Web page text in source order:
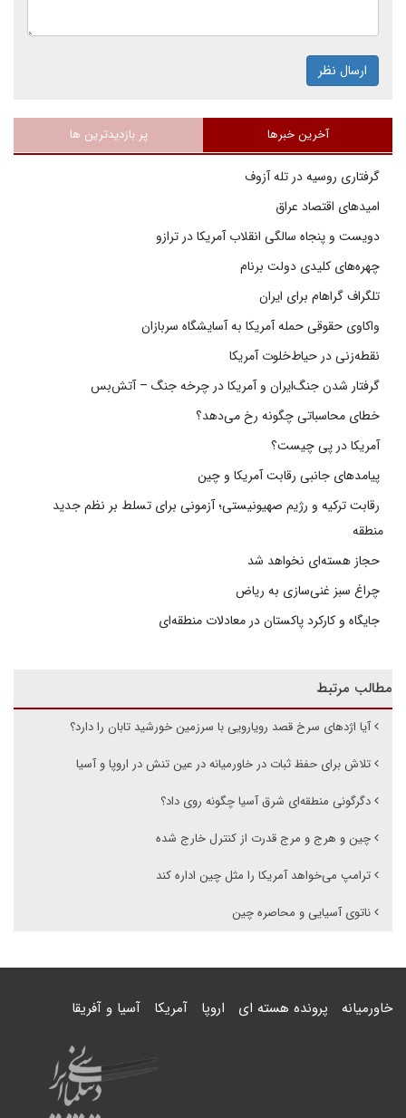
ارسال نظر
آخرین خبرها پر بازدیدترین ها
گرفتاری روسیه در تله آزوف
امیدهای اقتصاد عراق
دویست و پنجاه سالگی انقلاب آمریکا در ترازو
چهره‌های کلیدی دولت برنام
تلگراف گراهام برای ایران
واکاوی حقوقی حمله آمریکا به آسایشگاه سربازان
نقطه‌زنی در حیاط‌خلوت آمریکا
گرفتار شدن جنگ‌ایران و آمریکا در چرخه جنگ – آتش‌بس
خطای محاسباتی چگونه رخ می‌دهد؟
آمریکا در پی چیست؟
پیامدهای جانبی رقابت آمریکا و چین
رقابت ترکیه و رژیم صهیونیستی؛ آزمونی برای تسلط بر نظم جدید
منطقه
حجاز هسته‌ای نخواهد شد
چراغ سبز غنی‌سازی به ریاض
جایگاه و کارکرد پاکستان در معادلات منطقه‌ای
مطالب مرتبط
آیا اژدهای سرخ قصد رویارویی با سرزمین خورشید تابان را دارد؟
تلاش برای حفظ ثبات در خاورمیانه در عین تنش در اروپا و آسیا
دگرگونی منطقه‌ای شرق آسیا چگونه روی داد؟
چین و هرج و مرج قدرت از کنترل خارج شده
ترامپ می‌خواهد آمریکا را مثل چین اداره کند
ناتوی آسیایی و محاصره چین
خاورمیانه پرونده هسته ای اروپا آمریکا آسیا و آفریقا